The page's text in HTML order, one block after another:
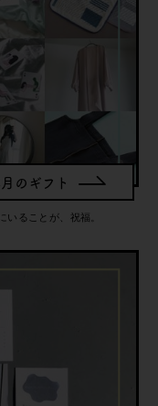
のギフト
ることが、祝福。